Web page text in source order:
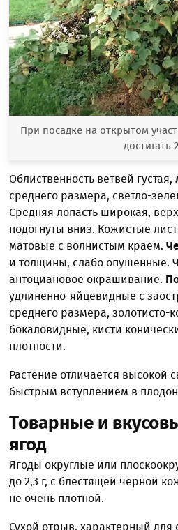
При посадке на открытом
достигать
Облиственность ветвей густая,
среднего размера, светло-
Средняя лопасть широкая,
подогнуты вниз. Кожистые
матовые с волнистым краем.
и толщины, слабо опушенные.
антоциановое окрашивание.
удлиненно-яйцевидные с
среднего размера, золотисто-
бокаловидные, кисти
плотности.
Растение отличается высокой
быстрым вступлением в
Товарные и
ягод
Ягоды округлые или
до 2,3 г, с блестящей черной
не очень плотной.
Сухой отрыв, характерный для